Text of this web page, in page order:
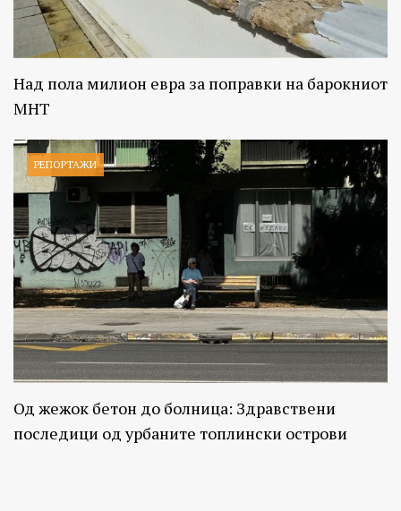
Над пола милион евра за поправки на барокниот
МНТ
РЕПОРТАЖИ
Од жежок бетон до болница: Здравствени
последици од урбаните топлински острови